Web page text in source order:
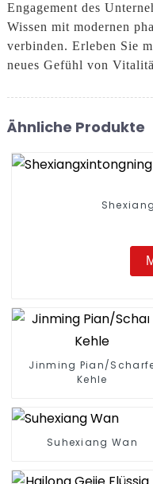
Engagement des
Wissen mit modernen
verbinden. Erleben Sie
neues Gefühl von
Ähnliche Produkte
Jinming Pian/
Kehle
Suhexiang Wan